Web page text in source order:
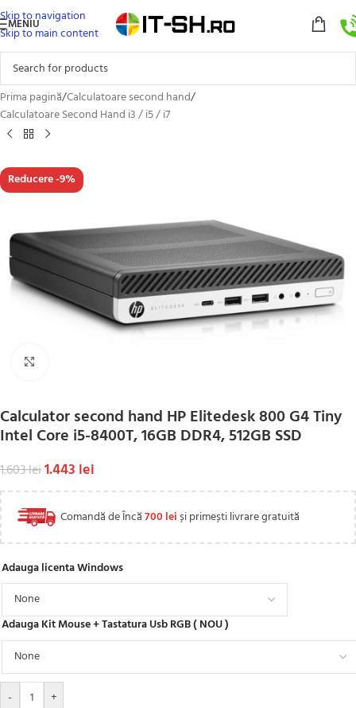
Skip to navigation
Skip to main content
MENIU
Prima pagină/Calculatoare second hand/
Calculatoare Second Hand i3 / i5 / i7
Reducere -9%
Calculator second hand HP Elitedesk 800 G4 Tiny
Intel Core i5-8400T, 16GB DDR4, 512GB SSD
1.603lei1.443 lei
Comandă de Încă700 leiși primești livrare gratuită
Adauga licenta Windows
Adauga Kit Mouse + Tastatura Usb RGB ( NOU )
- +